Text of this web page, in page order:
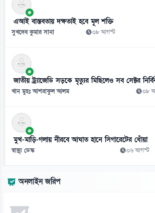
১০
মন খুলে গান গাওয়া যায়, নাম্বার দেওয়া যায় না: শিক্ষামন্ত্রী
১১
ঘনিষ্ঠ দৃশ্য নিয়ে বিতর্ক, কিয়ারার পাশে স্বামী
১০ আগস্ট
১২
কসোভোর সংসদে প্রধানমন্ত্রীকে লক্ষ্য করে ডিম নিক্ষেপ
১০ আগস্ট
১০ আগস্ট
১৪
এআই বাস্তবতায় দক্ষতাই হবে মূল শক্তি
সুখদেব কুমার সানা ০৮ আগস্ট
জাতীয় ট্র্যাজেডি সড়কে মৃত্যুর মিছিলেও সব সেক্টর
খান মুহঃ আশরাফুল আলম ০৮
মুখ-মাড়ি-গলায় নীরবে আঘাত হানে সিগারেটের ধোঁয়া
স্বাস্থ্য ডেস্ক ০৬ আগস্ট
অনলাইন জরিপ